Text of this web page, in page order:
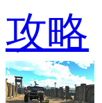
攻略